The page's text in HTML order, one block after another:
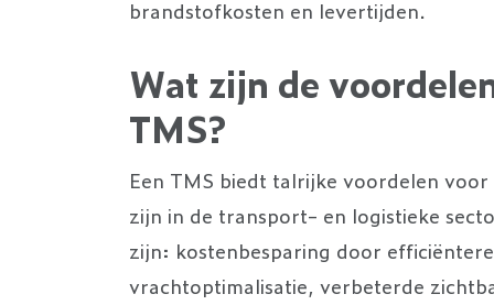
brandstofkosten en levertijden.
Wat zijn de
TMS?
Een TMS biedt talrijke voordelen
zijn in de transport- en logistieke
zijn: kostenbesparing door
vrachtoptimalisatie, verbeterde